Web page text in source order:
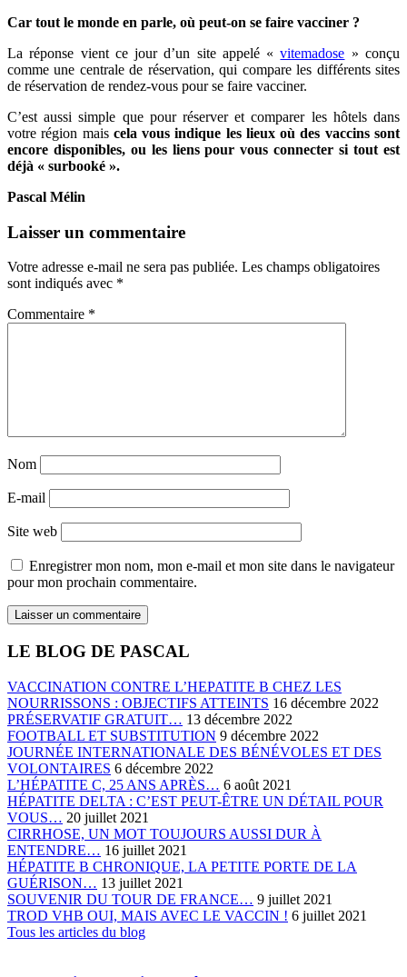
Car tout le monde en parle, où peut-on se faire vacciner ?
La réponse vient ce jour d’un site appelé «vitemadose » conçu
comme une centrale de réservation, qui compare les différents sites
de réservation de rendez-vous pour se faire vacciner.
C’est aussi simple que pour réserver et comparer les hôtels dans
votre région mais cela vous indique les lieux où des vaccins sont
encore disponibles, ou les liens pour vous connecter si tout est
déjà « surbooké ».
Pascal Mélin
Laisser un commentaire
Votre adresse e-mail ne sera pas publiée. Les champs obligatoires
sont indiqués avec *
Commentaire *
Nom
E-mail
Site web
Enregistrer mon nom, mon e-mail et mon site dans le navigateur
pour mon prochain commentaire.
LE BLOG DE PASCAL
VACCINATION CONTRE L’HEPATITE B CHEZ LES
NOURRISSONS : OBJECTIFS ATTEINTS 16 décembre 2022
PRÉSERVATIF GRATUIT… 13 décembre 2022
FOOTBALL ET SUBSTITUTION 9 décembre 2022
JOURNÉE INTERNATIONALE DES BÉNÉVOLES ET DES
VOLONTAIRES 6 décembre 2022
L’HÉPATITE C, 25 ANS APRÈS… 6 août 2021
HÉPATITE DELTA : C’EST PEUT-ÊTRE UN DÉTAIL POUR
VOUS… 20 juillet 2021
CIRRHOSE, UN MOT TOUJOURS AUSSI DUR À
ENTENDRE… 16 juillet 2021
HÉPATITE B CHRONIQUE, LA PETITE PORTE DE LA
GUÉRISON… 13 juillet 2021
SOUVENIR DU TOUR DE FRANCE… 9 juillet 2021
TROD VHB OUI, MAIS AVEC LE VACCIN ! 6 juillet 2021
Tous les articles du blog